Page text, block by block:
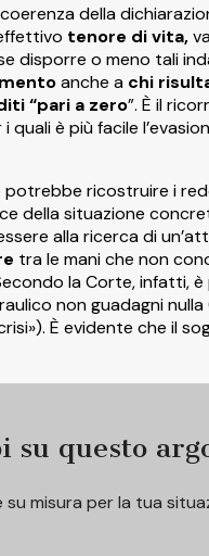
della
tenore di vita,
disporre o meno tali
anche a chi
“pari a zero”. È il
è più facile
ricostruire i
della situazione
alla ricerca di
tra le mani che non
la Corte, infatti,
non guadagni
È evidente che il
su questo
misura per la tua